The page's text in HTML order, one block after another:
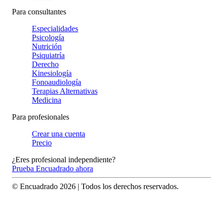
Para consultantes
Especialidades
Psicología
Nutrición
Psiquiatría
Derecho
Kinesiología
Fonoaudiología
Terapias Alternativas
Medicina
Para profesionales
Crear una cuenta
Precio
¿Eres profesional independiente?
Prueba Encuadrado ahora
© Encuadrado 2026 | Todos los derechos reservados.